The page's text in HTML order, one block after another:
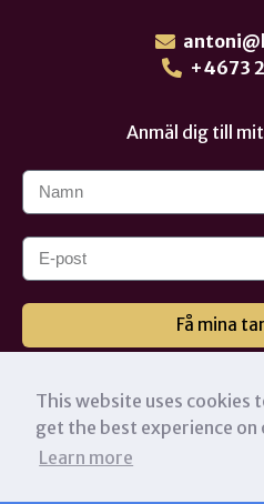
This website uses cookies
get the best experience on
Learn more
+4673
Anmäl dig till
Få mina